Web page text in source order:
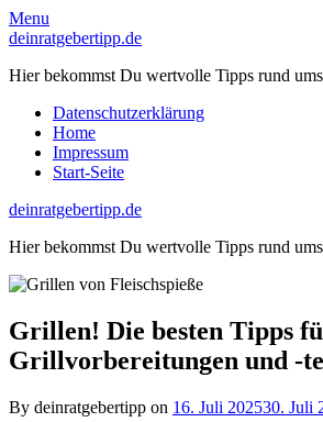
Skip
to
Menu
deinratgebertipp.de
Hier bekommst Du wertvolle Tipps rund
Datenschutzerklärung
Home
Impressum
Start-Seite
deinratgebertipp.de
Hier bekommst Du wertvolle Tipps rund
Grillen! Die besten Tipps
Grillvorbereitungen und -
By deinratgebertipp on 16. Juli 202530. Juli